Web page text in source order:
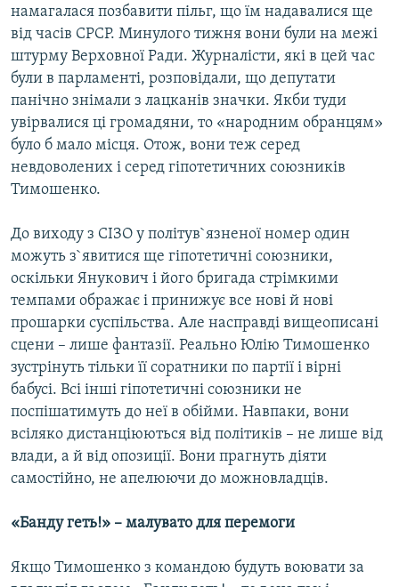
намагалася позбавити пільг, що їм надавалися ще
від часів СРСР. Минулого тижня вони були на межі
штурму Верховної Ради. Журналісти, які в цей час
були в парламенті, розповідали, що депутати
панічно знімали з лацканів значки. Якби туди
увірвалися ці громадяни, то «народним обранцям»
було б мало місця. Отож, вони теж серед
невдоволених і серед гіпотетичних союзників
Тимошенко.
До виходу з СІЗО у політув`язненої номер один
можуть з`явитися ще гіпотетичні союзники,
оскільки Янукович і його бригада стрімкими
темпами ображає і принижує все нові й нові
прошарки суспільства. Але насправді вищеописані
сцени – лише фантазії. Реально Юлію Тимошенко
зустрінуть тільки її соратники по партії і вірні
бабусі. Всі інші гіпотетичні союзники не
поспішатимуть до неї в обійми. Навпаки, вони
всіляко дистанціюються від політиків – не лише від
влади, а й від опозиції. Вони прагнуть діяти
самостійно, не апелюючи до можновладців.
«Банду геть!» – малувато для перемоги
Якщо Тимошенко з командою будуть воювати за